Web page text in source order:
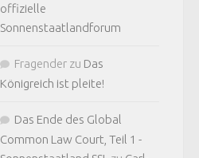
offizielle
Sonnenstaatlandforum
Fragender zu Das
Königreich ist pleite!
Das Ende des Global
Common Law Court, Teil 1 -